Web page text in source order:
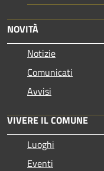
NOVITÀ
Notizie
Comunicati
Avvisi
VIVERE IL COMUNE
Luoghi
Eventi